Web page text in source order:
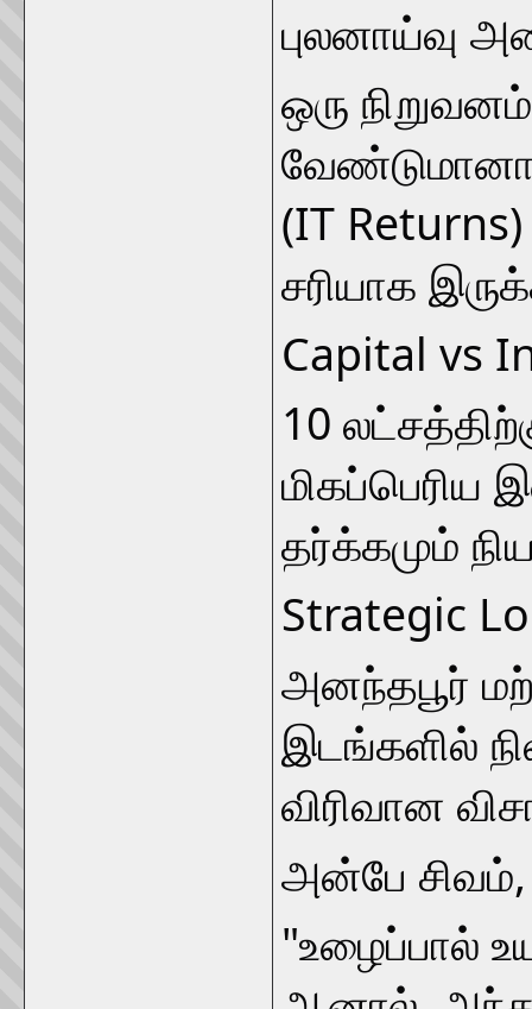
புலனாய்வு
ஒரு
(IT
சரியாக
Capital vs
10
தர்க்கமும்
Strategic
அனந்தபூர்
இடங்களில்
விரிவான
அன்பே
"உழைப்பால்